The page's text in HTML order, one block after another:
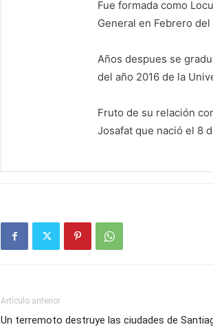
Fue formada como
General en Febrero del
Años despues se
del año 2016 de la
Fruto de su relación
Josafat que nació el 8
Artículo anterior
Un terremoto destruye las ciudades de